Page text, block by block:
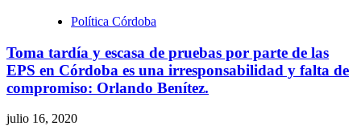
Política Córdoba
Toma tardía y escasa de pruebas por parte de las
EPS en Córdoba es una irresponsabilidad y falta de
compromiso: Orlando Benítez.
julio 16, 2020